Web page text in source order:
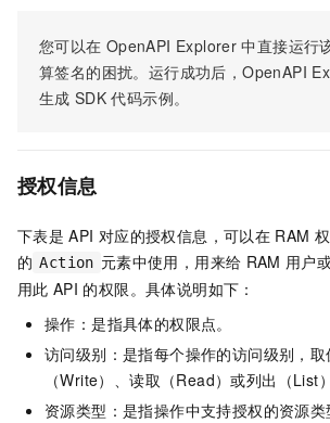
您可以在 OpenAPI Explorer 中直接运行
算签名的困扰。运行成功后，OpenAPI
生成 SDK 代码示例。
授权信息
下表是 API 对应的授权信息，可以在 RAM
的 Action 元素中使用，用来给 RAM 用户
用此 API 的权限。具体说明如下：
操作：是指具体的权限点。
访问级别：是指每个操作的访问级别，取
（Write）、读取（Read）或列出（List）
资源类型：是指操作中支持授权的资源类